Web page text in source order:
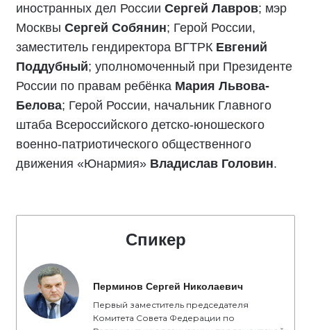
иностранных дел России Сергей Лавров; мэр
Москвы Сергей Собянин; Герой России,
заместитель гендиректора ВГТРК Евгений
Поддубный; уполномоченный при Президенте
России по правам ребёнка Мария Львова-
Белова; Герой России, начальник Главного
штаба Всероссийского детско-юношеского
военно-патриотического общественного
движения «Юнармия» Владислав Головин.
Спикер
Перминов Сергей Николаевич
Первый заместитель председателя
Комитета Совета Федерации по